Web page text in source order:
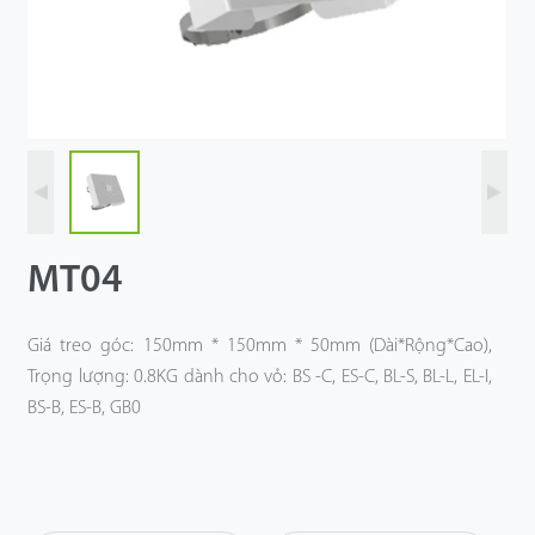
MT04
Giá treo góc: 150mm * 150mm * 50mm (Dài*Rộng*Cao),
Trọng lượng: 0.8KG dành cho vỏ: BS -C, ES-C, BL-S, BL-L, EL-I,
BS-B, ES-B, GB0